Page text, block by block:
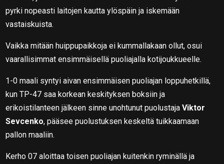
pyrki nopeasti laitojen kautta ylöspäin ja iskemään
vastaiskuista.
Vaikka mitään huippupaikkoja ei kummallakaan ollut, osui
vaarallisimmat ensimmäisellä puoliajalla kotijoukkueelle.
1-0 maali syntyi aivan ensimmäisen puoliajan loppuhetkillä,
kun TP-47 saa korkean keskityksen boksiin ja
erikoistilanteen jälkeen sinne unohtunut puolustajaViktor
Sevcenko, pääsee puolustuksen keskeltä tuikkaamaan
pallon maaliin.
Kerho 07 aloittaa toisen puoliajan kuitenkin ryminällä ja